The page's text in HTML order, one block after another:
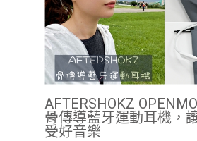
AFTERSHOKZ
骨傳導藍牙運動耳機，
受好音樂